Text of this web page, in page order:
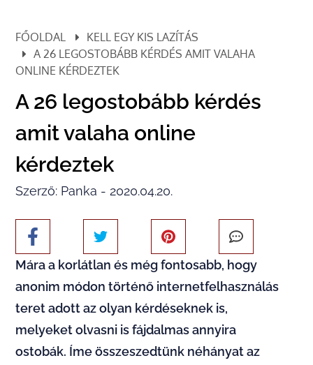
FŐOLDAL
KELL EGY KIS LAZÍTÁS
A 26 LEGOSTOBÁBB KÉRDÉS AMIT VALAHA
ONLINE KÉRDEZTEK
A 26 legostobább kérdés
amit valaha online
kérdeztek
Szerző: Panka - 2020.04.20.
Mára a korlátlan és még fontosabb, hogy
anonim módon történő internetfelhasználás
teret adott az olyan kérdéseknek is,
melyeket olvasni is fájdalmas annyira
ostobák. Íme összeszedtünk néhányat az